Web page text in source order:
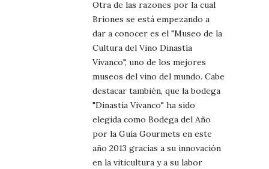
Otra de las razones por la cual
Briones se está empezando a
dar a conocer es el "Museo de la
Cultura del Vino Dinastía
Vivanco", uno de los mejores
museos del vino del mundo. Cabe
destacar también, que la bodega
"Dinastía Vivanco" ha sido
elegida como Bodega del Año
por la Guía Gourmets en este
año 2013 gracias a su innovación
en la viticultura y a su labor